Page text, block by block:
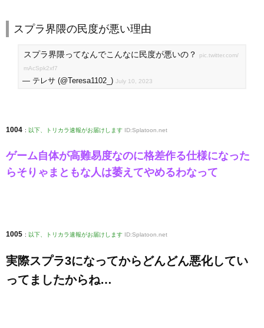
スプラ界隈の民度が悪い理由
スプラ界隈ってなんでこんなに民度が悪いの？
pic.twitter.com/
mAcSpk2xf7
— テレサ (@Teresa1102_) July 10, 2023
1004 : 以下、トリカラ速報がお届けします ID:Splatoon.net
ゲーム自体が高難易度なのに格差作る仕様になった
らそりゃまともな人は萎えてやめるわなって
1005 : 以下、トリカラ速報がお届けします ID:Splatoon.net
実際スプラ3になってからどんどん悪化してい
ってましたからね…